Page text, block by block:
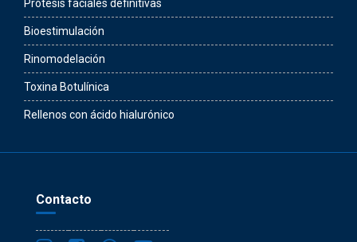
Prótesis faciales definitivas
Bioestimulación
Rinomodelación
Toxina Botulínica
Rellenos con ácido hialurónico
Contacto